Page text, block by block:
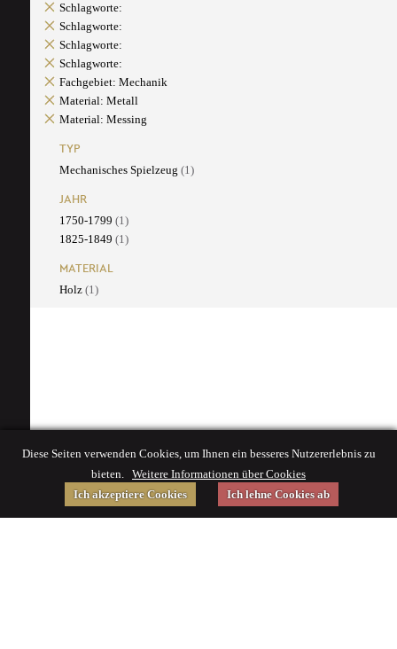
Schlagworte:
Schlagworte:
Schlagworte:
Schlagworte:
Fachgebiet: Mechanik
Material: Metall
Material: Messing
TYP
Mechanisches Spielzeug (1)
JAHR
1750-1799 (1)
1825-1849 (1)
MATERIAL
Holz (1)
Diese Seiten verwenden Cookies, um Ihnen ein besseres Nutzererlebnis zu
bieten. Weitere Informationen über Cookies
Ich akzeptiere Cookies
Ich lehne Cookies ab